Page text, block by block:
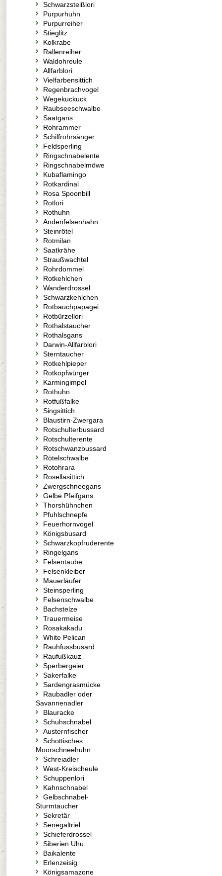
Schwarzsteißlori
Purpurhuhn
Purpurreiher
Stieglitz
Kolkrabe
Rallenreiher
Waldohreule
Allfarblori
Vielfarbensittich
Regenbrachvogel
Wegekuckuck
Raubseeschwalbe
Saatgans
Rohrammer
Schilfrohrsänger
Feldsperling
Ringschnabelente
Ringschnabelmöwe
Kubaflamingo
Rotkardinal
Rosa Spoonbill
Rotlori
Rothuhn
Andenfelsenhahn
Steinrötel
Rotmilan
Saatkrähe
Straußwachtel
Rohrdommel
Rotkehlchen
Wanderdrossel
Schwarzkehlchen
Rotbauchpapagei
Rotbürzellori
Rothalstaucher
Rothalsgans
Darwin-Allfarblori
Sterntaucher
Rotkehlpieper
Rotkopfwürger
Karmingimpel
Rothuhn
Rotfußfalke
Singsittich
Blaustirn-Zwergara
Rotschulterbussard
Rotschulterente
Rotschwanzbussard
Rötelschwalbe
Rotohrara
Rosellasittich
Zwergschneegans
Gelbe Pfeifgans
Thorshühnchen
Pfuhlschnepfe
Feuerhornvogel
Königsbusard
Schwarzkopfruderente
Ringelgans
Felsentaube
Felsenkleiber
Mauerläufer
Steinsperling
Felsenschwalbe
Bachstelze
Trauermeise
Rosakakadu
White Pelican
Rauhfussbusard
Raufußkauz
Sperbergeier
Sakerfalke
Sardengrasmücke
Raubadler oder
Savannenadler
Blauracke
Schuhschnabel
Austernfischer
Schottisches
Moorschneehuhn
Schreiadler
West-Kreischeule
Schuppenlori
Kahnschnabel
Gelbschnabel-
Sturmtaucher
Sekretär
Senegaltriel
Schieferdrossel
Siberien Uhu
Baikalente
Erlenzeisig
Königsamazone